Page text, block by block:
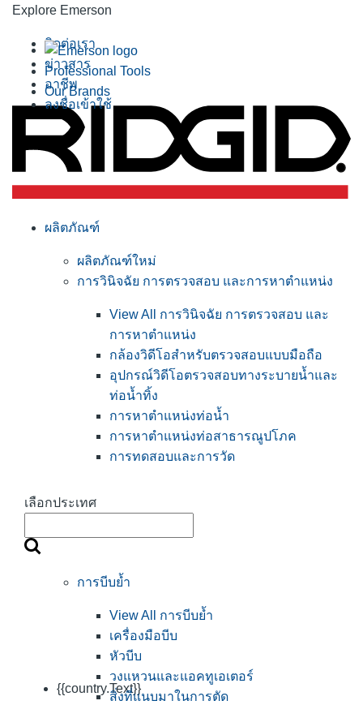
Explore Emerson
Professional Tools
Our Brands
ติดต่อเรา
ข่าวสาร
อาชีพ
ลงชื่อเข้าใช้
เลือกประเทศ
{{country.Text}}
ผลิตภัณฑ์
ผลิตภัณฑ์ใหม่
การวินิจฉัย การตรวจสอบ และการหาตำแหน่ง
View All การวินิจฉัย การตรวจสอบ และ
การหาตำแหน่ง
กล้องวิดีโอสำหรับตรวจสอบแบบมือถือ
อุปกรณ์วิดีโอตรวจสอบทางระบายน้ำและ
ท่อน้ำทิ้ง
การหาตำแหน่งท่อน้ำ
การหาตำแหน่งท่อสาธารณูปโภค
การทดสอบและการวัด
การบีบย้ำ
View All การบีบย้ำ
เครื่องมือบีบ
หัวบีบ
วงแหวนและแอคทูเอเตอร์
สิ่งที่แนบมาในการตัด